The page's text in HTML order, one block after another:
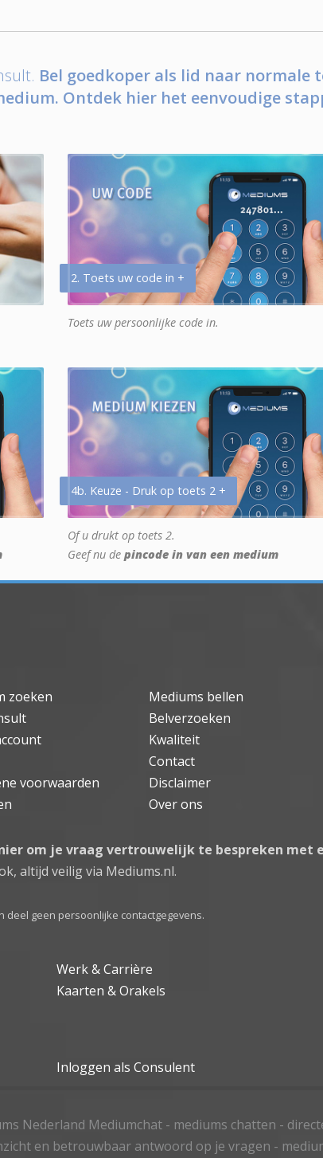
Bel goedkoper als lid naar
Ontdek hier het eenvoudige
2. Toets uw code in +
Toets uw persoonlijke code in.
4b. Keuze - Druk op toets 2 +
Of u drukt op toets 2.
Geef nu de pincode in van een medium
zoeken
Mediums bellen
Belverzoeken
Kwaliteit
Contact
voorwaarden
Disclaimer
Over ons
om je vraag vertrouwelijk te bespreken met
altijd veilig via Mediums.nl.
deel geen persoonlijke contactgegevens.
Werk & Carrière
Kaarten & Orakels
Inloggen als Consulent
Nederland Mediumchat - mediums chatten -
en betrouwbaar antwoord op je vragen -